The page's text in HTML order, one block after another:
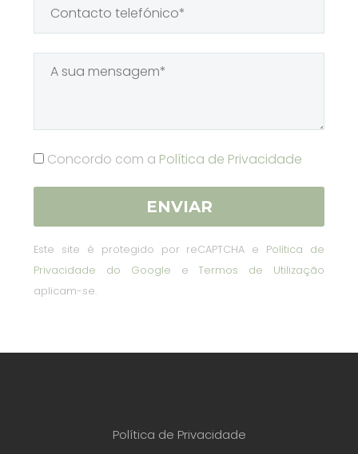
Concordo com a Política de Privacidade
Este site é protegido por reCAPTCHA e Política de
Privacidade do Google eTermos de Utilização
aplicam-se.
Política de Privacidade